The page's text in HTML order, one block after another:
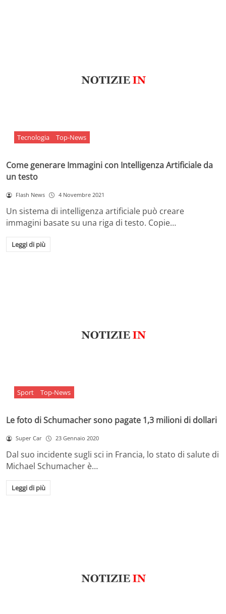
Tecnologia Top-News
Come generare Immagini con Intelligenza Artificiale da
un testo
Flash News 4 Novembre 2021
Un sistema di intelligenza artificiale può creare
immagini basate su una riga di testo. Copie…
Leggi di più
Sport Top-News
Le foto di Schumacher sono pagate 1,3 milioni di dollari
Super Car 23 Gennaio 2020
Dal suo incidente sugli sci in Francia, lo stato di salute di
Michael Schumacher è…
Leggi di più